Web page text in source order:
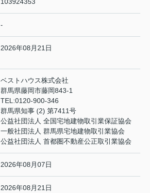
-
2026年08月21日
ベストハウス株式会社
群馬県藤岡市藤岡843-1
TEL:0120-900-346
群馬県知事 (2) 第7411号
公益社団法人 全国宅地建物取引業保証協会
一般社団法人 群馬県宅地建物取引業協会
公益社団法人 首都圏不動産公正取引業協会
2026年08月07日
2026年08月21日